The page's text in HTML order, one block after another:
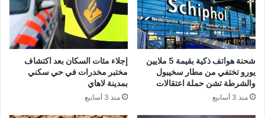
شحنة هواتف ذكية بقيمة 5 ملايين
يورو تختفي من مطار سخيبول
والشرطة تشن حملة اعتقالات
منذ 3 أسابيع
إجلاء مئات السكان بعد اكتشاف
مختبر مخدرات في حي سكني
بمدينة لاهاي
منذ 3 أسابيع